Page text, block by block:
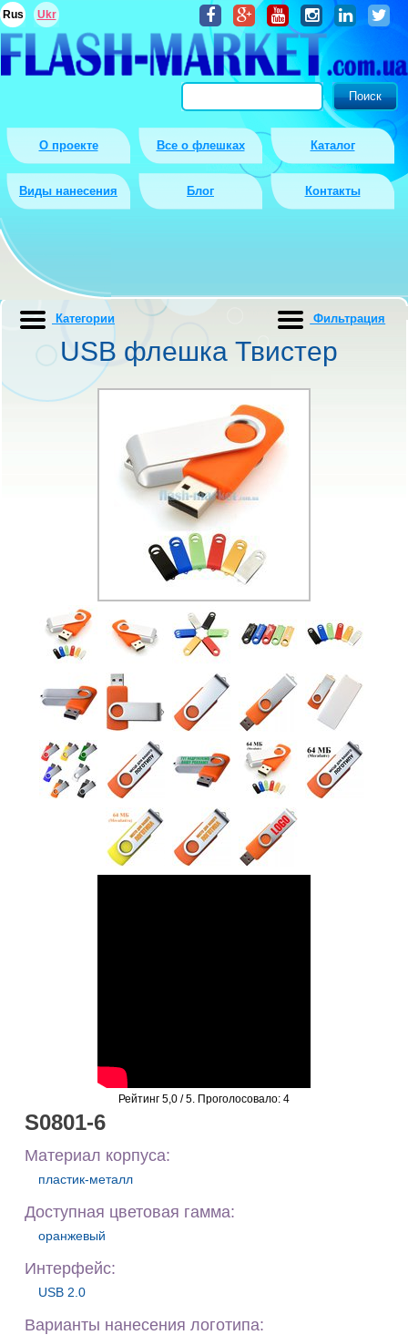
О проекте Все о флешках Каталог
Виды нанесения Блог Контакты
Rus Ukr
USB флешка Твистер
Рейтинг 5,0 / 5. Проголосовало: 4
S0801-6
Материал корпуса:
пластик-металл
Доступная цветовая гамма:
оранжевый
Интерфейс:
USB 2.0
Варианты нанесения логотипа:
Категории Фильтрация